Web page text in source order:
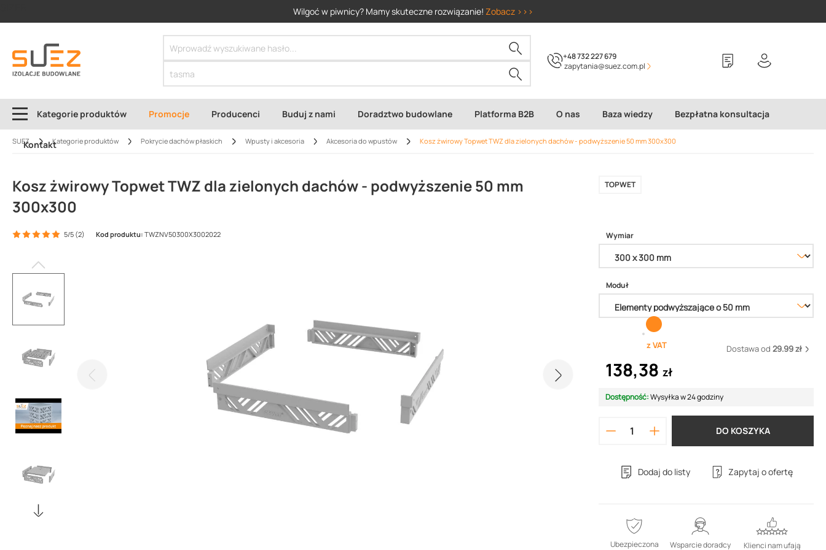
Wilgoć w piwnicy? Mamy skuteczne rozwiązanie! Zobacz >>>
+48 732 227 679
zapytania@suez.com.pl
Kategorie produktów Promocje Producenci Buduj z nami Doradztwo budowlane Platforma B2B O nas Baza wiedzy Bezpłatna konsultacja
Kontakt
SUEZ Kategorie produktów Pokrycie dachów płaskich Wpusty i akcesoria Akcesoria do wpustów Kosz żwirowy Topwet TWZ dla zielonych dachów - podwyższenie 50 mm 300x300
Kosz żwirowy Topwet TWZ dla zielonych dachów - podwyższenie 50 mm
300x300
TOPWET
5/5 (2) Kod produktu: TWZNV50300X3002022 Wymiar
Moduł
z VAT Dostawa od 29.99 zł
138,38 zł
Dostępność:Wysyłka w 24 godziny
DO KOSZYKA
Dodaj do listy Zapytaj o ofertę
Ubezpieczona
Wsparcie doradcy
Klienci nam ufają